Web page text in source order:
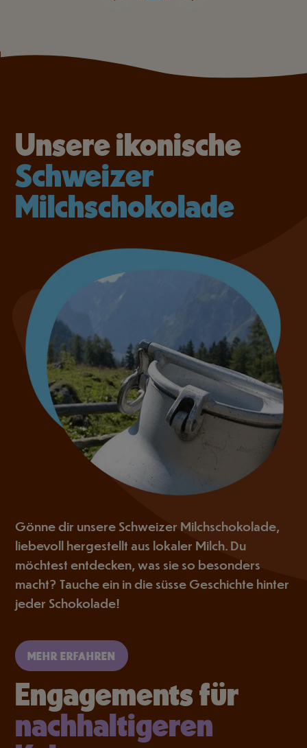
Unsere ikonische
Schweizer
Milchschokolade
Gönne dir unsere Schweizer Milchschokolade,
liebevoll hergestellt aus lokaler Milch. Du
möchtest entdecken, was sie so besonders
macht? Tauche ein in die süsse Geschichte hinter
jeder Schokolade!
MEHR ERFAHREN
Engagements für
nachhaltigeren